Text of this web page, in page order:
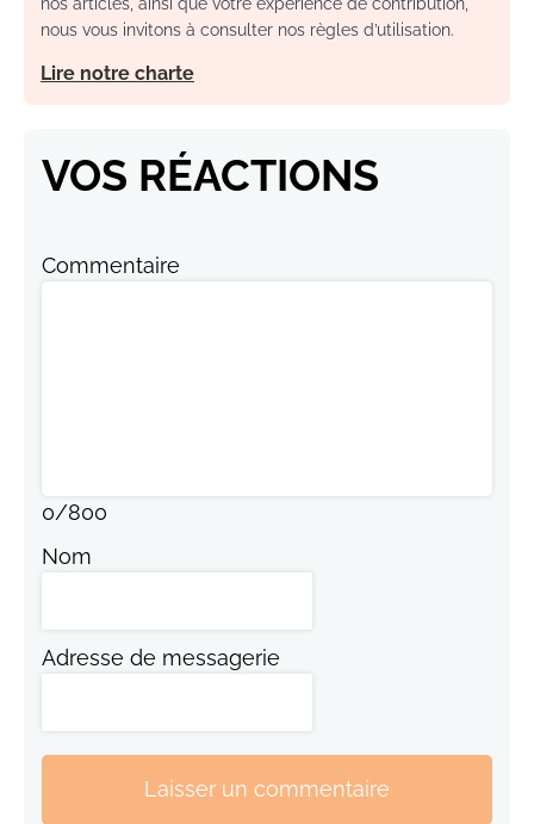
nous vous invitons à consulter nos règles d’utilisation.
Lire notre charte
VOS RÉACTIONS
Commentaire
0/800
Nom
Adresse de messagerie
Laisser un commentaire